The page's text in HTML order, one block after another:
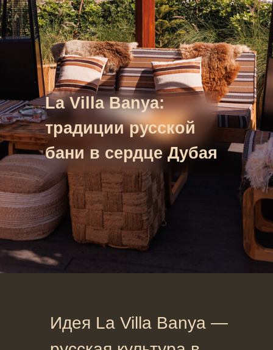
La Villa Banya:
традиции русской
бани в сердце Дубая
Идея La Villa Banya —